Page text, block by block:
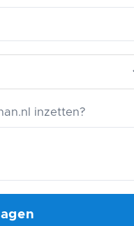
inzetten?